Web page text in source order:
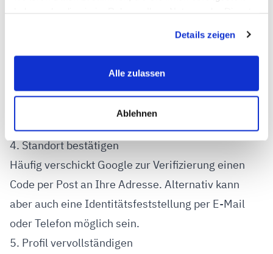
Details zeigen
Alle zulassen
Ablehnen
Adresse oder Einzugsgebiet (z. B. bei mobilen
Dienstleistungen)
4. Standort bestätigen
Häufig verschickt Google zur Verifizierung einen
Code per Post an Ihre Adresse. Alternativ kann
aber auch eine Identitätsfeststellung per E-Mail
oder Telefon möglich sein.
5. Profil vervollständigen